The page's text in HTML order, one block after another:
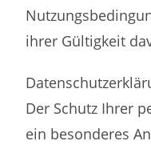
ihrer Gültigkeit
Der Schutz Ihrer
ein besonderes